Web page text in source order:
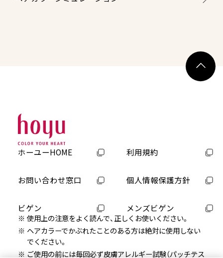
ホーユーHOME 利用規約
お問い合わせ窓口 個人情報保護方針
ビゲン メンズビゲン
使用上の注意をよく読んで、正しくお使いください。
ヘアカラーでかぶれたことのある方は絶対に使用しない
でください。
ご使用の前には毎回必ず皮膚アレルギー試験（パッチテス